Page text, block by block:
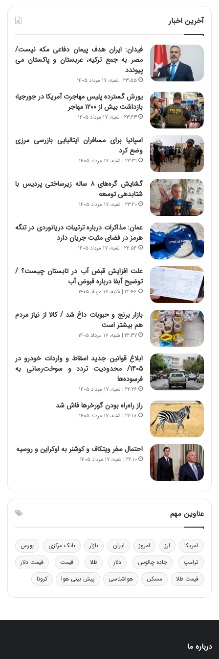
مقابل
چنین
بین
آخرین اخبار
فیدان: ایران هدف پیمان دفاعی مکه نیست/
مصر به جمع ترکیه، عربستان و پاکستان می
پیوندد
۲۳:۵۵ | شنبه، ۱۷ مرداد ۱۴۰۵
یورش گسترده پلیس مهاجرت آمریکا در جورجیا؛
بازداشت بیش از ۱۲۰۰ مهاجر
۲۳:۴۳ | شنبه، ۱۷ مرداد ۱۴۰۵
اسپانیا برای مسافران ایتالیایی بازرسی مرزی
وضع کرد
۲۳:۳۱ | شنبه، ۱۷ مرداد ۱۴۰۵
گشایش گره‌های ۸ ساله زیرساختی پردیس با
شتابدهی توسعه
۲۳:۲۰ | شنبه، ۱۷ مرداد ۱۴۰۵
عمان: مذاکرات درباره ترتیبات دریانوردی در تنگه
هرمز در فضای مثبت جریان دارد
۲۲:۵۴ | شنبه، ۱۷ مرداد ۱۴۰۵
علت افزایش قبض آب در تابستان چیست؟ /
توضیح آبفا درباره قبوض آب
۲۲:۴۶ | شنبه، ۱۷ مرداد ۱۴۰۵
بازار برنج و حبوبات داغ شد / کالا از نیاز مردم
هم بیشتر است
۲۲:۳۷ | شنبه، ۱۷ مرداد ۱۴۰۵
ابلاغ قوانین جدید اسقاط و واردات خودرو در
۱۴۰۵/ محدودیت تردد و سوخت‌رسانی به
فرسوده‌ها
۲۲:۲۶ | شنبه، ۱۷ مرداد ۱۴۰۵
راز راه‌راه بودن گورخرها فاش شد
۲۲:۱۸ | شنبه، ۱۷ مرداد ۱۴۰۵
احتمال سفر ویتکاف و کوشنر به اوکراین و روسیه
۲۲:۱۰ | شنبه، ۱۷ مرداد ۱۴۰۵
عناوین مهم
آمریکا ارز امروز ایران بازار بانک مرکزی
بورس
ترامپ
جاده چالوس دلار طلا قیمت
قیمت دلار
قیمت طلا
مسکن هواشناسی پیش بینی هوا کرونا
درباره ما